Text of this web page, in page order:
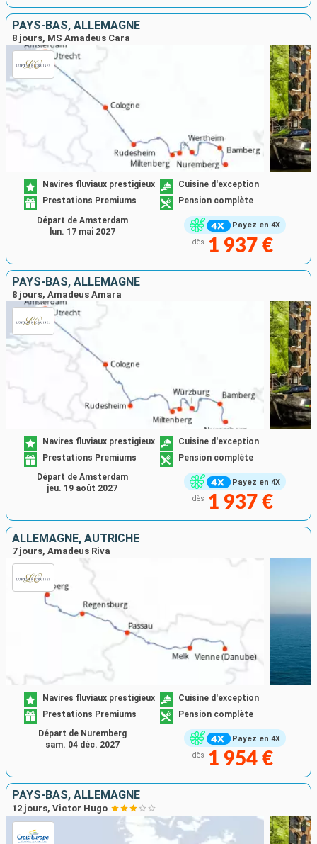
PAYS-BAS, ALLEMAGNE
8 jours, MS Amadeus Cara
Payez en 4X
Navires fluviaux prestigieux
Cuisine d'exception
Prestations Premiums
Pension complète
dès 1 937 €
Départ de Amsterdam
lun. 17 mai 2027
PAYS-BAS, ALLEMAGNE
8 jours, Amadeus Amara
Payez en 4X
Navires fluviaux prestigieux
Cuisine d'exception
Prestations Premiums
Pension complète
dès 1 937 €
Départ de Amsterdam
jeu. 19 août 2027
ALLEMAGNE, AUTRICHE
7 jours, Amadeus Riva
Payez en 4X
Navires fluviaux prestigieux
Cuisine d'exception
Prestations Premiums
Pension complète
dès 1 954 €
Départ de Nuremberg
sam. 04 déc. 2027
PAYS-BAS, ALLEMAGNE
12 jours, Victor Hugo